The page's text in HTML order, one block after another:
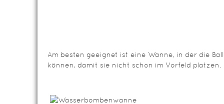
Am besten geeignet ist eine Wanne, in der die
können, damit sie nicht schon im Vorfeld platzen.